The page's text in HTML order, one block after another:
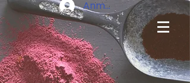
Anmelden